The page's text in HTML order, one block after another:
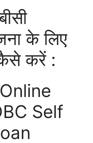
के लिए
करें :
Self